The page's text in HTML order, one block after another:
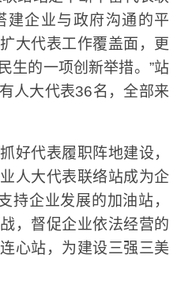
建企业与政府沟通的平
大代表工作覆盖面，更
生的一项创新举措。”站
人大代表36名，全部来
代表履职阵地建设，
人大代表联络站成为企
持企业发展的加油站，
，督促企业依法经营的
心站，为建设三强三美